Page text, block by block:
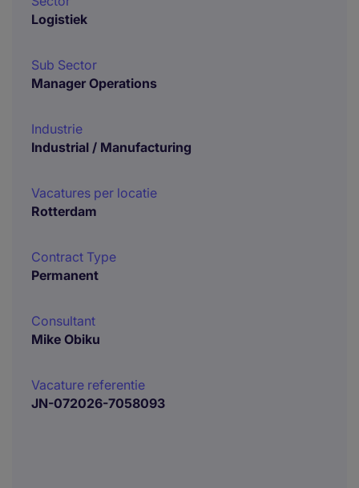
Logistiek
Sub Sector
Manager Operations
Industrie
Industrial / Manufacturing
Vacatures per locatie
Rotterdam
Contract Type
Permanent
Consultant
Mike Obiku
Vacature referentie
JN-072026-7058093